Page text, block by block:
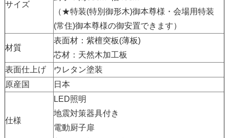
サイズ
（★特装(特別御形木)御本尊様・会場用特装
(常住)御本尊様の御安置できます）
材質
表面材：紫檀突板(薄板)
芯材：天然木加工板
表面仕上げ
ウレタン塗装
原産国
日本
仕様
LED照明
地震対策器具付き
電動厨子扉